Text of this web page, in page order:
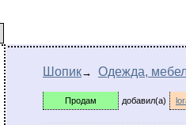
Шопик→ Одежда,
Продам добавил(а)